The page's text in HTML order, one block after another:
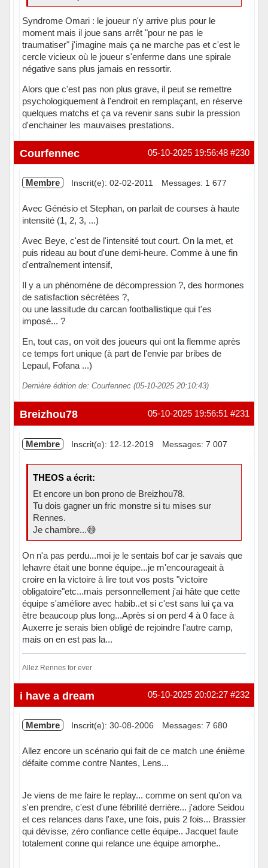
Syndrome Omari : le joueur n'y arrive plus pour le
moment mais il joue sans arrêt "pour ne pas le
traumatiser" j'imagine mais ça ne marche pas et c'est le
cercle vicieux où le joueur s'enferme dans une spirale
négative sans plus jamais en ressortir.
Alors que c'est pas non plus grave, il peut se remettre
psychologiquement à l'endroit en remplaçant, en réserve
quelques matchs et ça va revenir sans subir la pression
d'enchainer les mauvaises prestations.
Hors ligne #230
05-10-2025 19:56:48
Courfennec
Membre Inscrit(e): 02-02-2011 Messages: 1 677
Avec Génésio et Stephan, on parlait de courses à haute
intensité (1, 2, 3, ...)
Avec Beye, c'est de l'intensité tout court. On la met, et
puis rideau au bout d'une demi-heure. Comme à une fin
d'entraînement intensif,
Il y a un phénomène de décompression ?, des hormones
de satisfaction sécrétées ?,
ou une lassitude du carcan footballistique qui t'es
imposé... ?
En, tout cas, on voit des joueurs qui ont la flemme après
ce temps fort unique (à part de l'envie par bribes de
Lepaul, Fofana ...)
Dernière édition de: Courfennec (05-10-2025 20:10:43)
En ligne #231
05-10-2025 19:56:51
Breizhou78
Membre Inscrit(e): 12-12-2019 Messages: 7 007
THEOS a écrit:
Et encore un bon prono de Breizhou78.
Tu dois gagner un fric monstre si tu mises sur
Rennes.
Je chambre...😅
On n'a pas perdu...moi je le sentais bof car je savais que
lehavre était une bonne équipe...je m'encourageait à
croire en la victoire à lire tout vos posts "victoire
obligatoire"etc...mais personnellement j'ai hâte que cette
équipe s'améliore avec habib..et si c'est sans lui ça va
être beaucoup plus long...Après si on perd 4 à 0 face à
Auxerre je serais bien obligé de rejoindre l'autre camp,
mais on en est pas la...
Allez Rennes for ever
Hors ligne #232
05-10-2025 20:02:27
i have a dream
Membre Inscrit(e): 30-08-2006 Messages: 7 680
Allez encore un scénario qui fait de ce match une énième
défaite comme contre Nantes, Lens...
Je viens de me faire le replay... comme on sent qu'on va
s'en prendre, c'est d'une fébrilité derrière... j'adore Seidou
et ces relances dans l'axe, une fois, puis 2 fois... Brassier
qui dévisse, zéro confiance cette équipe.. Jacquet faute
totalement conne qui relance une équipe amorphe..